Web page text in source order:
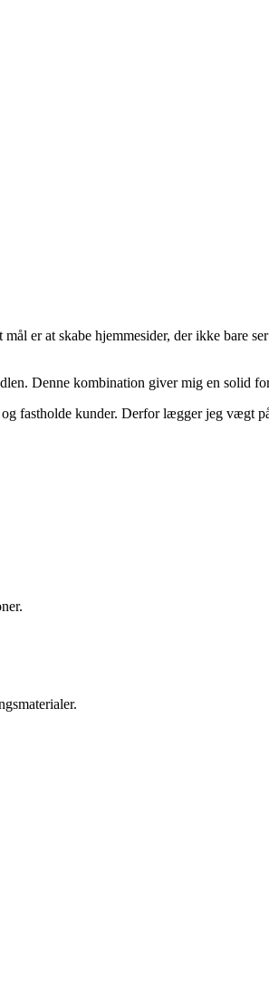
er at skabe hjemmesider, der ikke bare
Denne kombination giver mig en solid
fastholde kunder. Derfor lægger jeg vægt